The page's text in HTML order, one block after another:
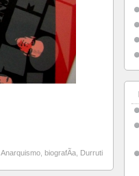
Anarquismo biografÃ­a Durruti